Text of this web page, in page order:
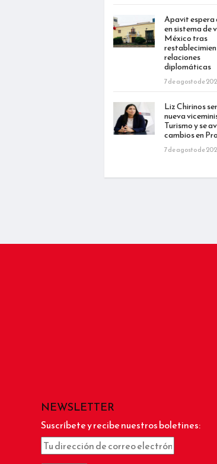
Apavit espera
en sistema de
México tras
relaciones
diplomáticas
7 de agosto de
Liz Chirinos
nueva
Turismo y se
cambios en
7 de agosto de
NEWSLETTER
Suscríbete y recibe nuestros boletines: